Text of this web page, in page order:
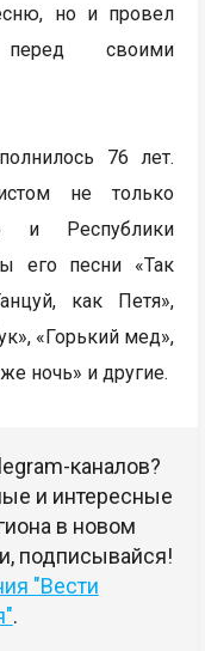
но и провел
перед своими
76 лет.
не только
и Республики
его песни «Так
как Петя»,
«Горький мед»,
ночь» и другие.
каналов?
и интересные
в новом
подписывайся!
"Вести
.